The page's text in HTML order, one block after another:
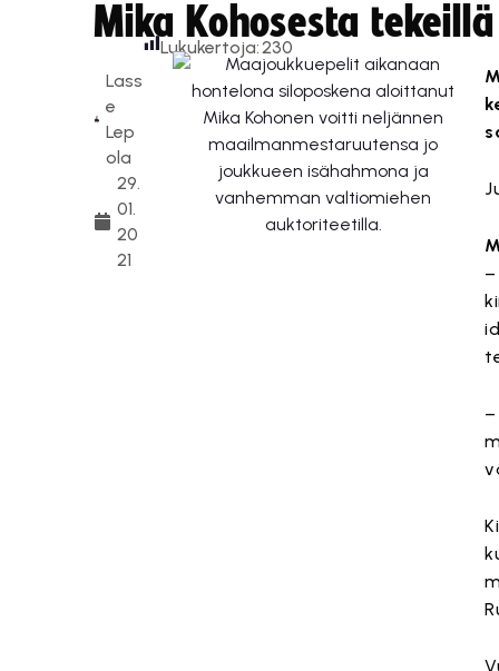
Mika Kohosesta
Lass
e
Lep
ola
29.
01.
20
21
Lukukertoja:230